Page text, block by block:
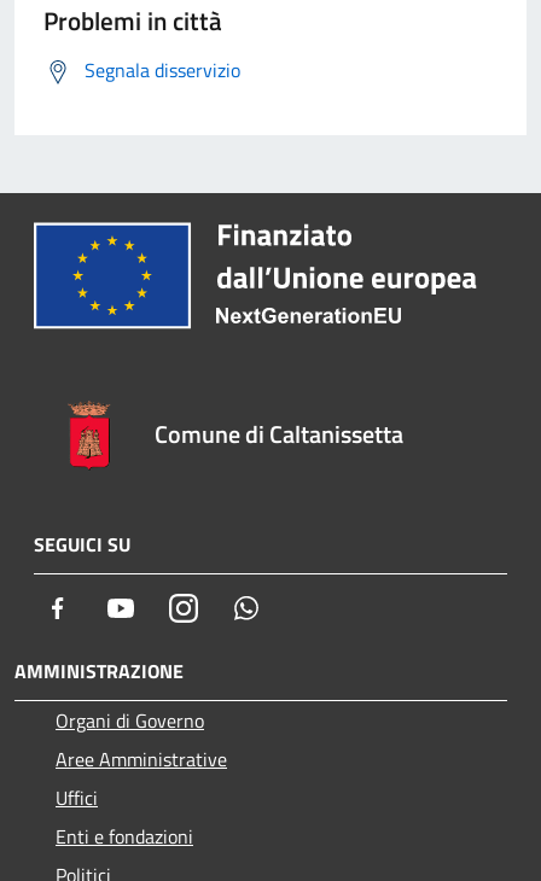
Problemi in città
Segnala disservizio
Comune di Caltanissetta
SEGUICI SU
Facebook YoutubeInstagram
AMMINISTRAZIONE
Organi di Governo
Aree Amministrative
Uffici
Enti e fondazioni
Politici